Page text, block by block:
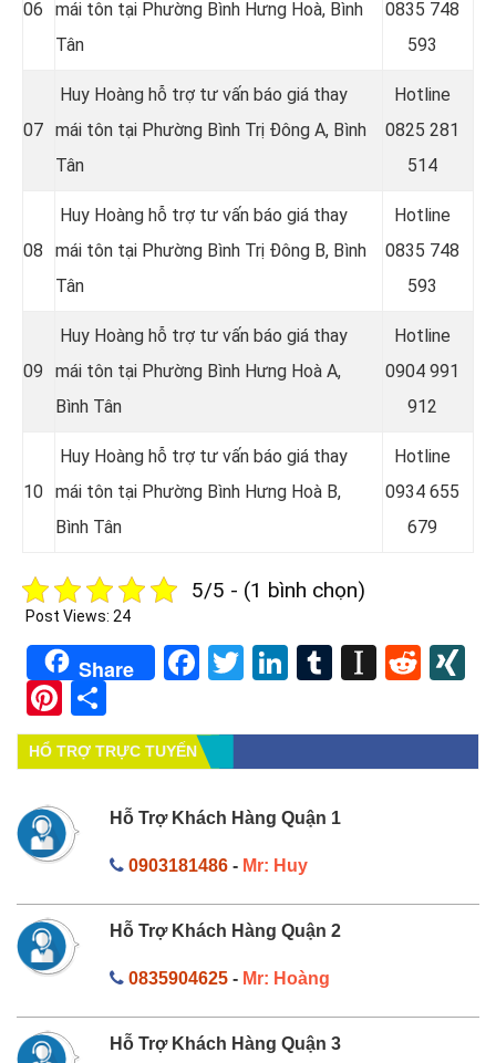
06
mái tôn tại Phường Bình Hưng Hoà, Bình
Tân
0835 748
593
07
Huy Hoàng hỗ trợ tư vấn báo giá thay
mái tôn tại Phường Bình Trị Đông A, Bình
Tân
Hotline
0825 281
514
08
Huy Hoàng hỗ trợ tư vấn báo giá thay
mái tôn tại Phường Bình Trị Đông B, Bình
Tân
Hotline
0835 748
593
09
Huy Hoàng hỗ trợ tư vấn báo giá thay
mái tôn tại Phường Bình Hưng Hoà A,
Bình Tân
Hotline
0904 991
912
10
Huy Hoàng hỗ trợ tư vấn báo giá thay
mái tôn tại Phường Bình Hưng Hoà B,
Bình Tân
Hotline
0934 655
679
5/5 - (1 bình chọn)
Post Views: 24
Share Facebook
TwitterLinkedIn
Tumblr
Pinterest
HỔ TRỢ TRỰC TUYẾN
Hỗ Trợ Khách Hàng Quận 1
0903181486- Mr: Huy
Hỗ Trợ Khách Hàng Quận 2
0835904625- Mr: Hoàng
Hỗ Trợ Khách Hàng Quận 3